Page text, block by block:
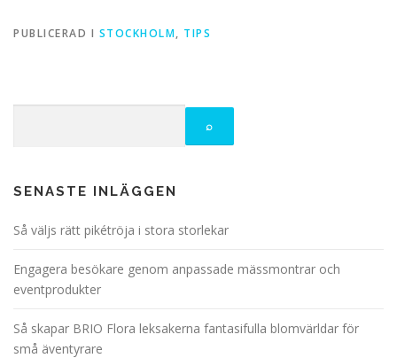
PUBLICERAD I STOCKHOLM, TIPS
SENASTE INLÄGGEN
Så väljs rätt pikétröja i stora storlekar
Engagera besökare genom anpassade mässmontrar och
eventprodukter
Så skapar BRIO Flora leksakerna fantasifulla blomvärldar för
små äventyrare